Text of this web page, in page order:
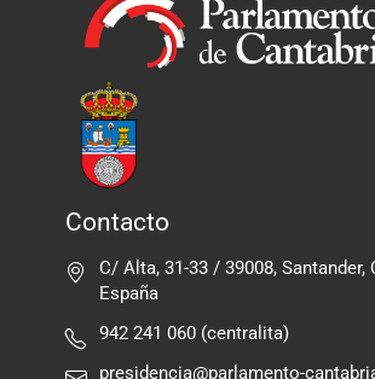
Contacto
C/ Alta, 31-33 / 39008, Santander,
España
942 241 060 (centralita)
presidencia@parlamento-